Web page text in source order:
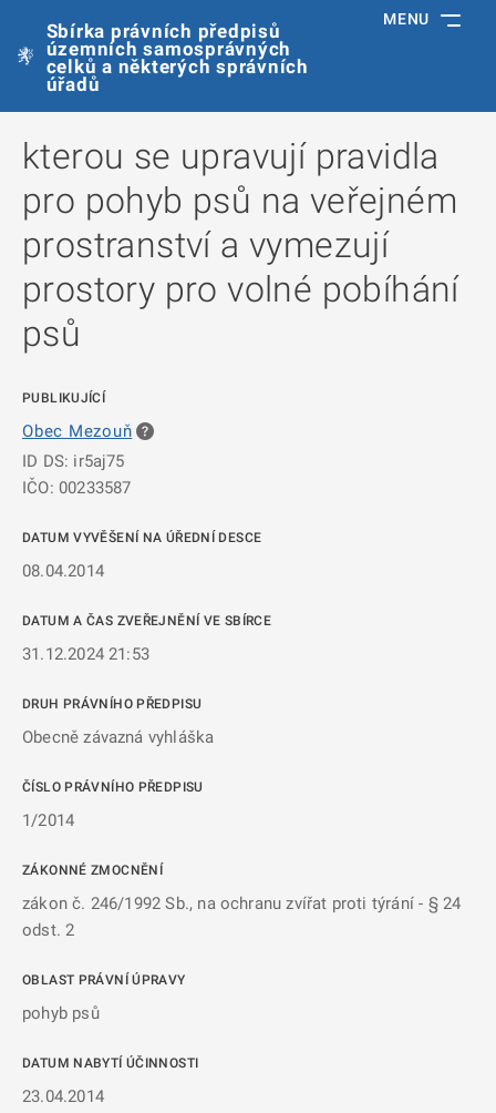
Sbírka právních předpisů
územních samosprávných
celků a některých správních
úřadů
MENU
kterou se upravují pravidla
pro pohyb psů na veřejném
prostranství a vymezují
prostory pro volné pobíhání
psů
PUBLIKUJÍCÍ
Obec Mezouň
ID DS: ir5aj75
IČO: 00233587
DATUM VYVĚŠENÍ NA ÚŘEDNÍ DESCE
08.04.2014
DATUM A ČAS ZVEŘEJNĚNÍ VE SBÍRCE
31.12.2024 21:53
DRUH PRÁVNÍHO PŘEDPISU
Obecně závazná vyhláška
ČÍSLO PRÁVNÍHO PŘEDPISU
1/2014
ZÁKONNÉ ZMOCNĚNÍ
zákon č. 246/1992 Sb., na ochranu zvířat proti týrání - § 24
odst. 2
OBLAST PRÁVNÍ ÚPRAVY
pohyb psů
DATUM NABYTÍ ÚČINNOSTI
23.04.2014